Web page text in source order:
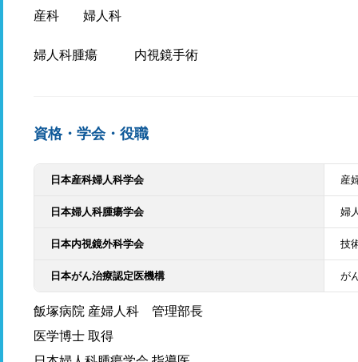
産科 婦人科
婦人科腫瘍 内視鏡手術
資格・学会・役職
日本産科婦人科学会 産
日本婦人科腫瘍学会 婦
日本内視鏡外科学会 技
日本がん治療認定医機構 が
飯塚病院 産婦人科 管理部長
医学博士 取得